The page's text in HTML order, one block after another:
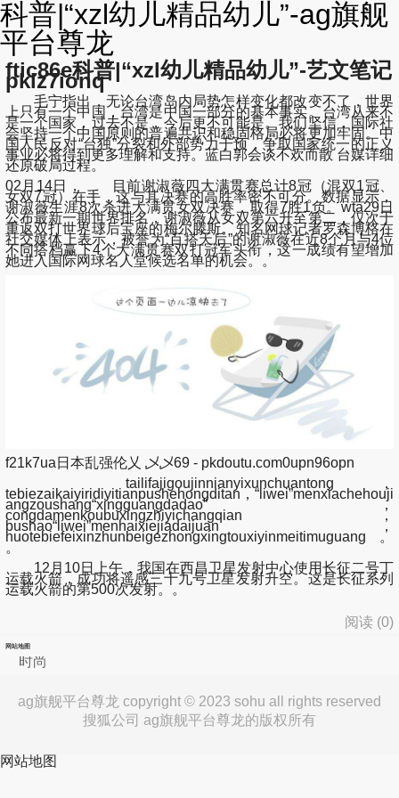
科普|“xzl幼儿精品幼儿”-ag旗舰
平台尊龙
ftic86e科普|“xzl幼儿精品幼儿”-艺文笔记
pklz7ionq
毛宁指出，无论台湾岛内局势怎样变化都改变不了，世界
上只有一个中国，台湾是中国一部分的基本事实。台湾从来不
是一个国家，过去不是，今后更不可能是。我们坚信，国际社
会坚持一个中国原则的普遍共识和稳固格局必将更加牢固。中
国人民反对“台独”分裂和外部势力干预，争取国家统一的正义
事业必将得到更多理解和支持。蓝白郭会谈不欢而散 台媒详细
还原破局过程。
02月14日， 目前谢淑薇四大满贯赛总计8冠（混双1冠、
女双7冠）在手，这与其决赛的高胜率密不可分。数据显示，
谢淑薇生涯8次杀进大满贯女双决赛，取得7胜1负。wta29日
公布最新一期世界排名，谢淑薇从女双第六升至第二，仅次于
重返双打世界球后宝座的梅尔滕斯。知名网球记者罗森博格在
社交媒体上表示，被誉为“百搭天后”的谢淑薇在近8个月与4位
不同搭档赢下4个大满贯赛双打冠军头衔，这一成绩有望增加
她进入国际网球名人堂候选名单的机会。。
f21k7ua日本乱强伦乂 乄乄69 - pkdoutu.com0upn96opn
tailifajigoujinnianyixunchuantong，
tebiezaikaiyiridiyitianpushehongditan，“liwei”menxiachehouji
angzoushang“xingguangdadao”，
congdamenkoubuxingzhiyichangqian，
bushao“liwei”menhaixiejiadaijuan，
huotebiefeixinzhunbeigezhongxingtouxiyinmeitimuguang。
。
12月10日上午，我国在西昌卫星发射中心使用长征二号丁
运载火箭，成功将遥感三十九号卫星发射升空。这是长征系列
运载火箭的第500次发射。。
阅读 (0)
网站地图
时尚
ag旗舰平台尊龙 copyright © 2023 sohu all rights reserved
搜狐公司 ag旗舰平台尊龙的版权所有
网站地图